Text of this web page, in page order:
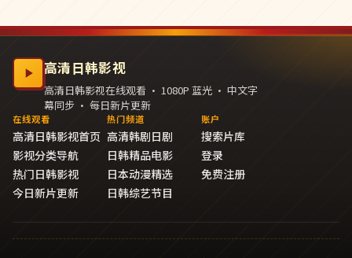
高清日韩影视
高清日韩影视在线观看 · 1080P 蓝光 · 中文字
幕同步 · 每日新片更新
在线观看
高清日韩影视首页
影视分类导航
热门日韩影视
今日新片更新
热门频道
高清韩剧日剧
日韩精品电影
日本动漫精选
日韩综艺节目
账户
搜索片库
登录
免费注册